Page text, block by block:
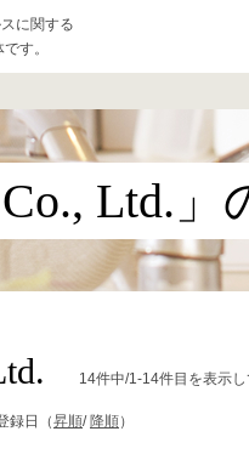
に関する
す。
Co., Ltd.
14件中/1-14件目を表示
録日（昇順/ 降順）